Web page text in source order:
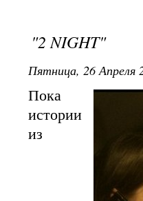
"2 NIGHT"
Пятница, 26 Апреля
Пока
истории
из